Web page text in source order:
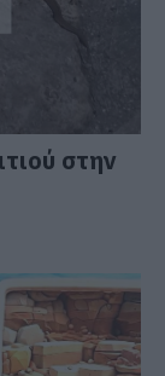
στην